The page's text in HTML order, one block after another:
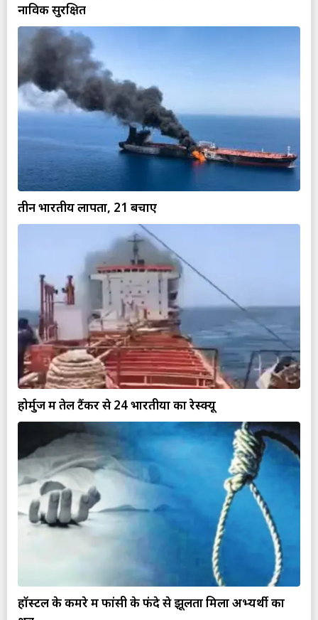
नाविक सुरक्षित
तीन भारतीय लापता, 21 बचाए
होर्मुज में तेल टैंकर से 24 भारतीयों का रेस्क्यू
हॉस्टल के कमरे में फांसी के फंदे से झूलता मिला अभ्यर्थी का